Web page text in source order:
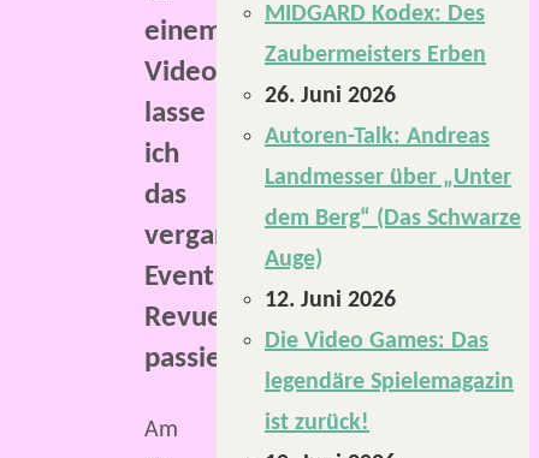
einem
Video
lasse
ich
das
vergangene
Event
Revue
passieren.
Am
MIDGARD Kodex: Des
Zaubermeisters Erben
26. Juni 2026
Autoren-Talk: Andreas
Landmesser über „Unter
dem Berg“ (Das Schwarze
Auge)
12. Juni 2026
Die Video Games: Das
legendäre Spielemagazin
ist zurück!